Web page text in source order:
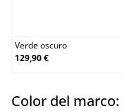
Verde oscuro
129,90 €
Color del marco: